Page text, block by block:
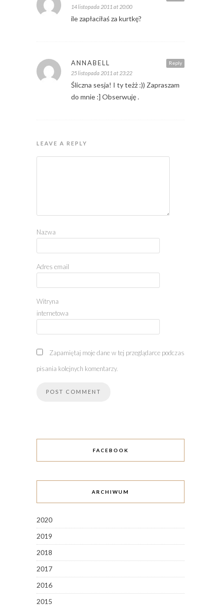
14 listopada 2011 at 20:00
ile zapłaciłaś za kurtkę?
Reply
ANNABELL
25 listopada 2011 at 23:22
Śliczna sesja! I ty teżż :)) Zapraszam
do mnie :] Obserwuję .
LEAVE A REPLY
Nazwa
Adres email
Witryna
internetowa
Zapamiętaj moje dane w tej przeglądarce podczas
pisania kolejnych komentarzy.
FACEBOOK
ARCHIWUM
2020
2019
2018
2017
2016
2015